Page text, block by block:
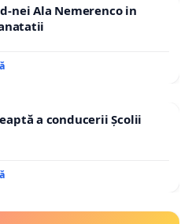
nei Ala Nemerenco in
a conducerii Școlii